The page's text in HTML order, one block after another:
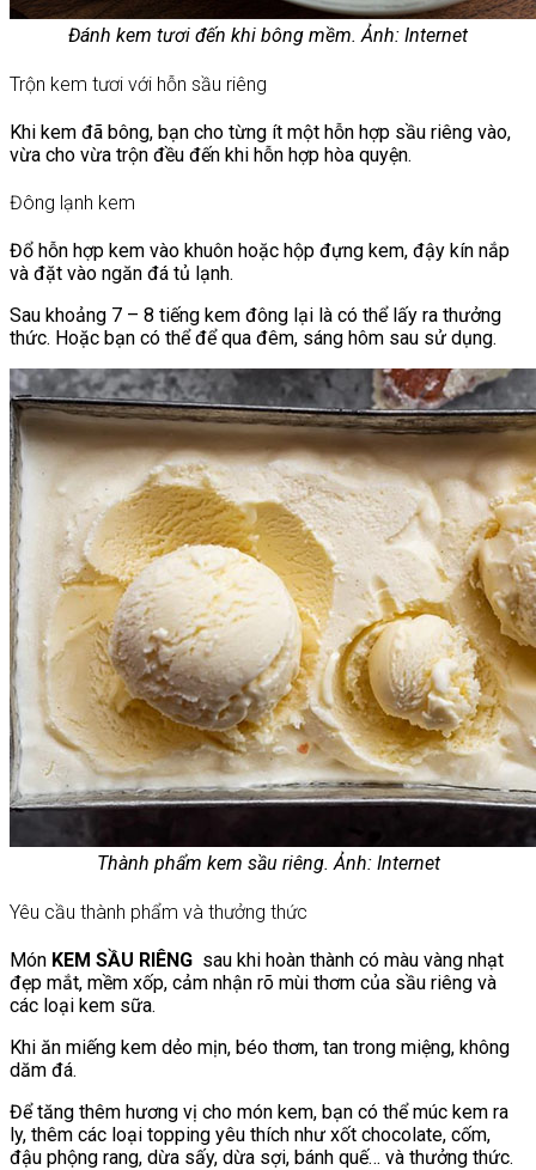
Đánh kem tươi đến khi bông mềm. Ảnh: Internet
Trộn kem tươi với hỗn sầu riêng
Khi kem đã bông, bạn cho từng ít một hỗn hợp sầu riêng vào,
vừa cho vừa trộn đều đến khi hỗn hợp hòa quyện.
Đông lạnh kem
Đổ hỗn hợp kem vào khuôn hoặc hộp đựng kem, đậy kín nắp
và đặt vào ngăn đá tủ lạnh.
Sau khoảng 7 – 8 tiếng kem đông lại là có thể lấy ra thưởng
thức. Hoặc bạn có thể để qua đêm, sáng hôm sau sử dụng.
Thành phẩm kem sầu riêng. Ảnh: Internet
Yêu cầu thành phẩm và thưởng thức
Món KEM SẦU RIÊNG sau khi hoàn thành có màu vàng nhạt
đẹp mắt, mềm xốp, cảm nhận rõ mùi thơm của sầu riêng và
các loại kem sữa.
Khi ăn miếng kem dẻo mịn, béo thơm, tan trong miệng, không
dăm đá.
Để tăng thêm hương vị cho món kem, bạn có thể múc kem ra
ly, thêm các loại topping yêu thích như xốt chocolate, cốm,
đậu phộng rang, dừa sấy, dừa sợi, bánh quế… và thưởng thức.